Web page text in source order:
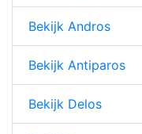
Bekijk Andros
Bekijk Antiparos
Bekijk Delos